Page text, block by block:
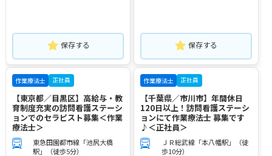
保存する 保存する
作業療法士 正社員
【東京都／目黒区】高給与・教
育制度充実の訪問看護ステーシ
ョンでのセラピスト募集＜作業
療法士＞
東急田園都市線「池尻大橋
駅」（徒歩5分）
作業療法士 正社員
【千葉県／市川市】年間休日
120日以上！訪問看護ステーシ
ョンにて作業療法士 募集です
♪＜正社員＞
ＪＲ総武線「本八幡駅」（徒
歩10分）